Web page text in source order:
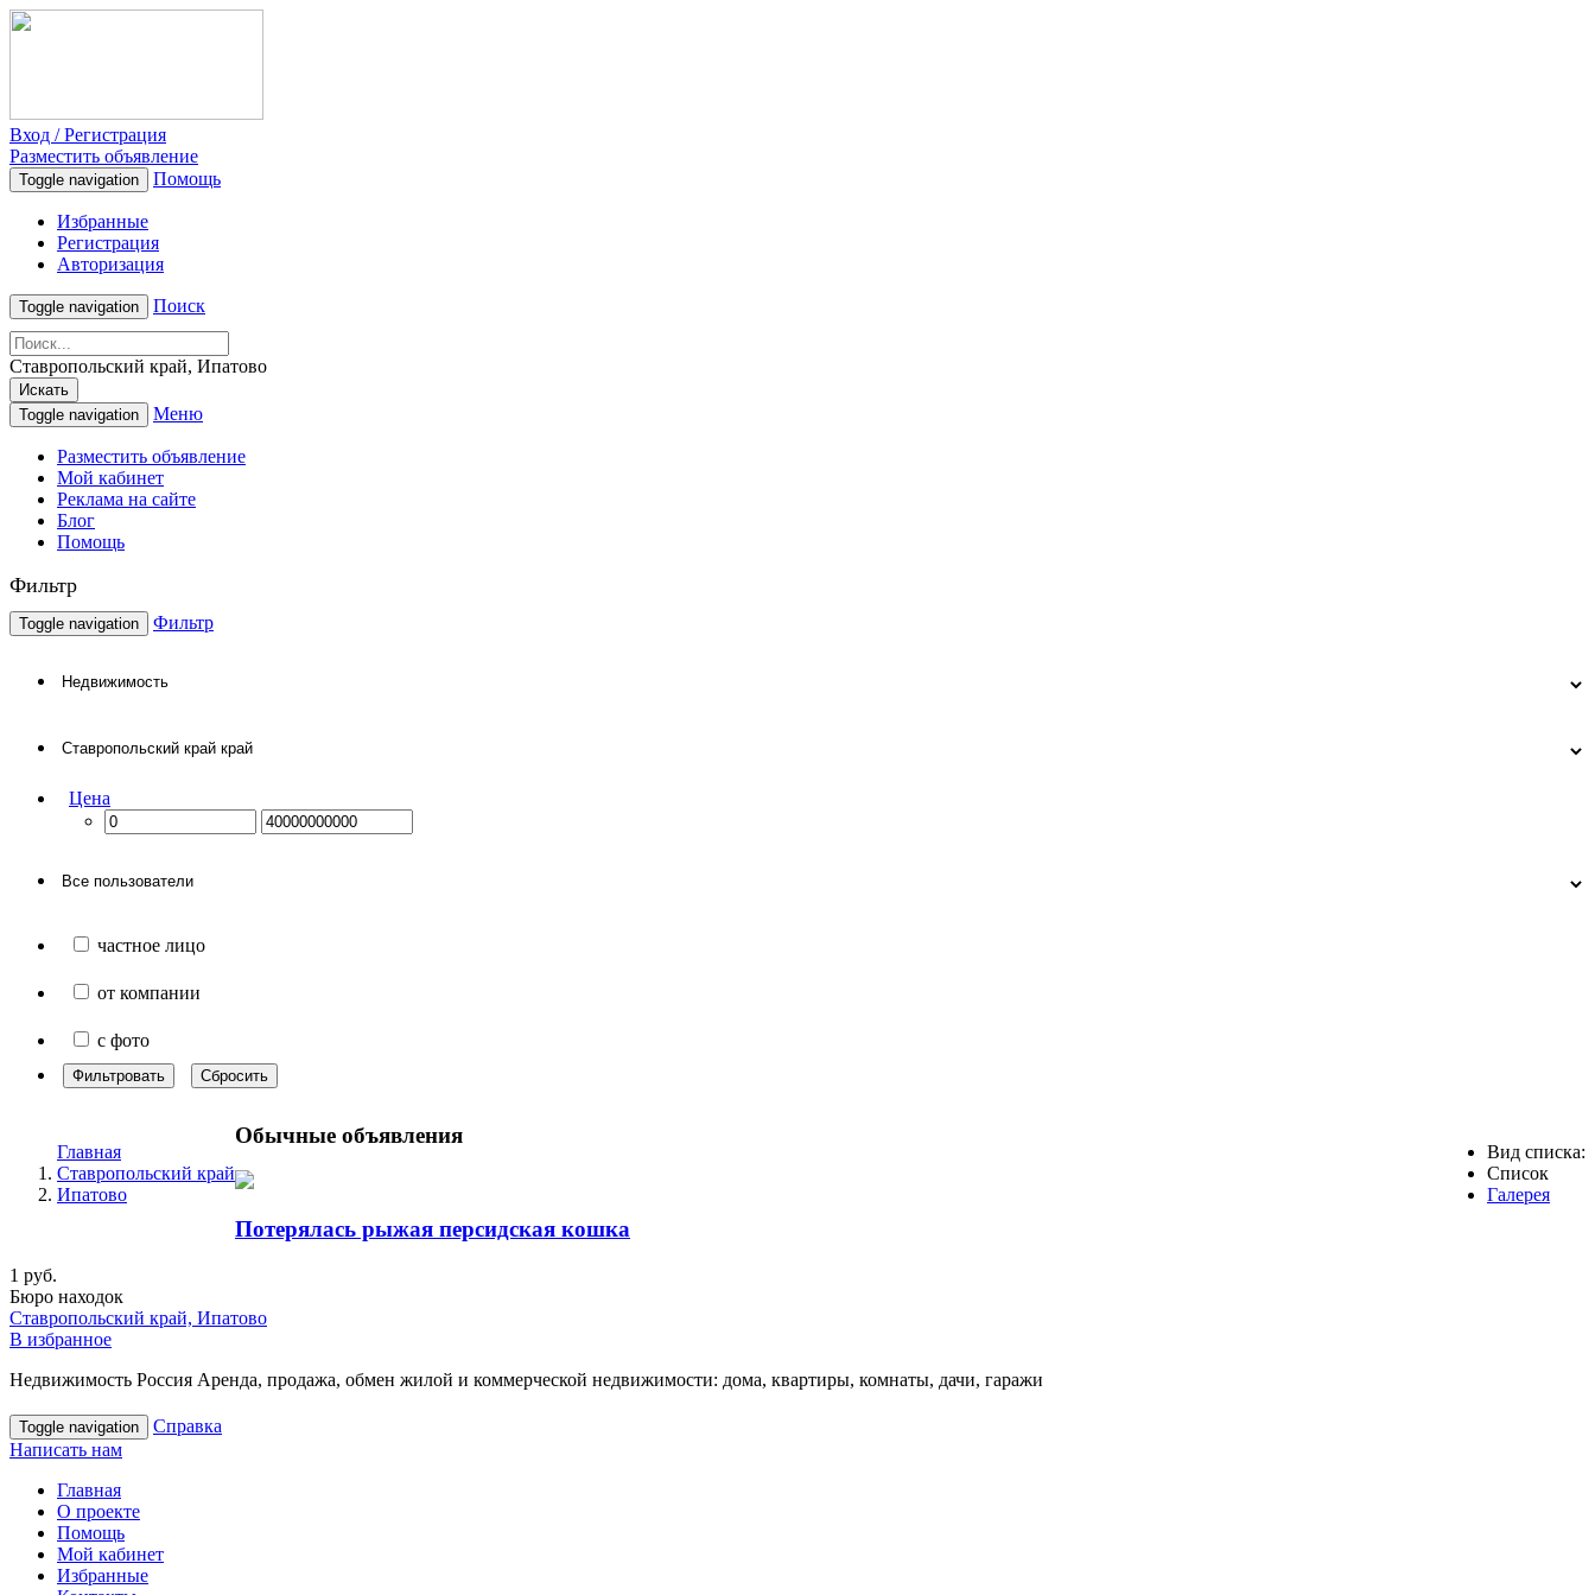
Вход / Регистрация
Разместить объявление
Toggle navigation Помощь
Избранные
Регистрация
Авторизация
Toggle navigation Поиск
Ставропольский край, Ипатово
Искать
Toggle navigation
Меню
Разместить объявление
Мой кабинет
Реклама на сайте
Блог
Помощь
Фильтр
Toggle navigation Фильтр
Цена
частное лицо
от компании
с фото
Фильтровать Сбросить
Главная
Ставропольский край
Ипатово
Вид списка:
Список
Галерея
Обычные объявления
Потерялась рыжая персидская кошка
1 руб.
Бюро находок
Ставропольский край, Ипатово
В избранное
Недвижимость Россия Аренда, продажа, обмен жилой и коммерческой недвижимости: дома, квартиры, комнаты, дачи, гаражи
Toggle navigation
Справка
Написать нам
Главная
О проекте
Помощь
Мой кабинет
Избранные